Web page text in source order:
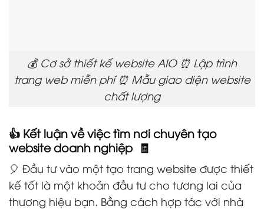
💰 Cơ sở thiết kế website AIO ⏰ Lập trình
trang web miễn phí ⏰ Mẫu giao diện website
chất lượng
👍 Kết luận về việc tìm nơi chuyên tạo
website doanh nghiệp 🧾
🎈 Đầu tư vào một tạo trang website được thiết
kế tốt là một khoản đầu tư cho tương lai của
thương hiệu bạn. Bằng cách hợp tác với nhà